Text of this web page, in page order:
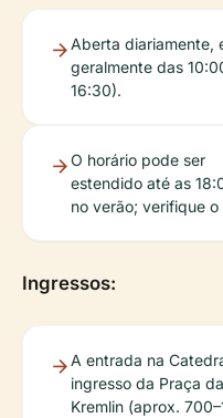
Aberta diariamente,
geralmente das
16:30).
O horário pode ser
estendido até as
no verão; verifique o
Ingressos:
A entrada na
ingresso da Praça
Kremlin (aprox.